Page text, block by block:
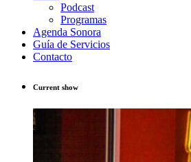
Podcast
Programas
Agenda Sonora
Guía de Servicios
Contacto
Current show